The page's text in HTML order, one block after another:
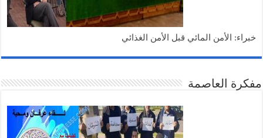
خبراء: الأمن المائي قبل الأمن الغذائي
مفكرة العاصمة